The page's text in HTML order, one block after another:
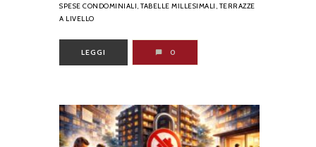
SPESE CONDOMINIALI, TABELLE MILLESIMALI, TERRAZZE
A LIVELLO
LEGGI 0